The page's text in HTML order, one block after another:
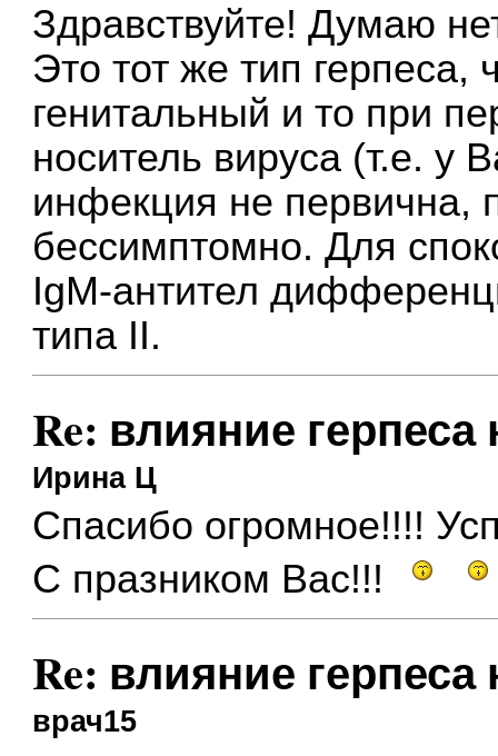
Здравствуйте! Думаю
Это тот же тип герпеса,
генитальный и то при
носитель вируса (т.е. у
инфекция не первична,
бессимптомно. Для
IgM-антител
типа II.
Re: влияние
Ирина Ц
Спасибо огромное!!!!
С празником Вас!!!
Re: влияние
врач15